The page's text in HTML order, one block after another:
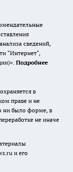
сведений,
"Интернет",
Подробнее
в
праве и не
ни было форме, в
не иначе
и его